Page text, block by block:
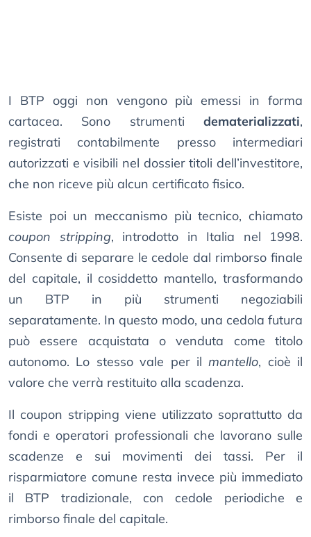
I BTP oggi non vengono più emessi in forma
cartacea. Sono strumenti dematerializzati,
registrati contabilmente presso intermediari
autorizzati e visibili nel dossier titoli dell’investitore,
che non riceve più alcun certificato fisico.
Esiste poi un meccanismo più tecnico, chiamato
coupon stripping, introdotto in Italia nel 1998.
Consente di separare le cedole dal rimborso finale
del capitale, il cosiddetto mantello, trasformando
un BTP in più strumenti negoziabili
separatamente. In questo modo, una cedola futura
può essere acquistata o venduta come titolo
autonomo. Lo stesso vale per ilmantello, cioè il
valore che verrà restituito alla scadenza.
Il coupon stripping viene utilizzato soprattutto da
fondi e operatori professionali che lavorano sulle
scadenze e sui movimenti dei tassi. Per il
risparmiatore comune resta invece più immediato
il BTP tradizionale, con cedole periodiche e
rimborso finale del capitale.